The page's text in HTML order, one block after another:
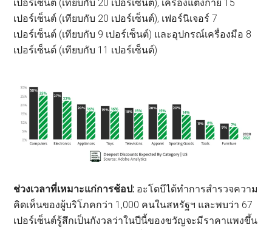
เปอร์เซ็นต์ (เทียบกับ 20 เปอร์เซ็นต์), เครื่องแต่งกาย 15
เปอร์เซ็นต์ (เทียบกับ 20 เปอร์เซ็นต์), เฟอร์นิเจอร์ 7
เปอร์เซ็นต์ (เทียบกับ 9 เปอร์เซ็นต์) และอุปกรณ์เครื่องมือ 8
เปอร์เซ็นต์ (เทียบกับ 11 เปอร์เซ็นต์)
ช่วงเวลาที่เหมาะแก่การช้อป: อะโดบีได้ทำการสำรวจความ
คิดเห็นของผู้บริโภคกว่า 1,000 คนในสหรัฐฯ และพบว่า 67
เปอร์เซ็นต์รู้สึกเป็นกังวลว่าในปีนี้ของขวัญจะมีราคาแพงขึ้น